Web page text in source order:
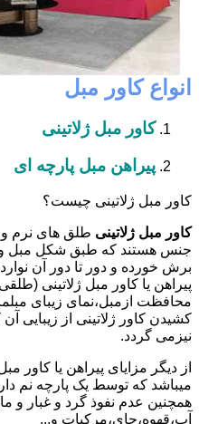
انواع کاور مبل
کاور مبل ژلاتینی
پیراهن مبل پارچه ای
کاور مبل ژلاتینی چیست؟
کاور مبل ژلاتینی طلق های نرم
جنس هستند که طبق شکل مبل و
برش خورده و دور تا دور آن
پیراهن یا کاور مبل ژلاتینی
محافظت ازمبل،نمای زیبای
کشیدن کاور ژلاتینی از زیبایی
نیزمی گردد.
از دیگر مزایای پیراهن یا کاور
میباشد که توسط یک پارچه نم
همچنین عدم نفوذ گرد و غبار و
آب،قهوه،چای،مرکبات و...